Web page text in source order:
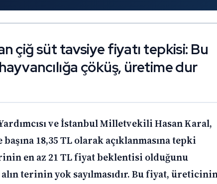
çiğ süt tavsiye fiyatı tepkisi: Bu
çöküş, üretime dur
ve İstanbul Milletvekili Hasan Karal,
18,35 TL olarak açıklanmasına tepki
en az 21 TL fiyat beklentisi olduğunu
terinin yok sayılmasıdır. Bu fiyat,